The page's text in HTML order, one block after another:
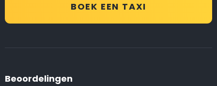
BOEK EEN TAXI
Beoordelingen